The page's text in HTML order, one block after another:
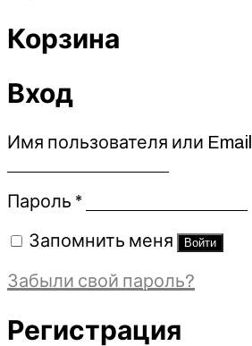
Корзина
Вход
Имя пользователя или Email
Пароль *Обязательно
Запомнить меня Войти
Забыли свой пароль?
Регистрация